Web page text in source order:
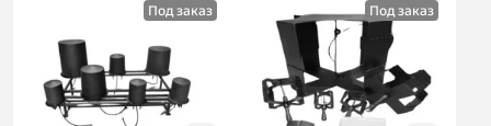
Под заказ Под заказ